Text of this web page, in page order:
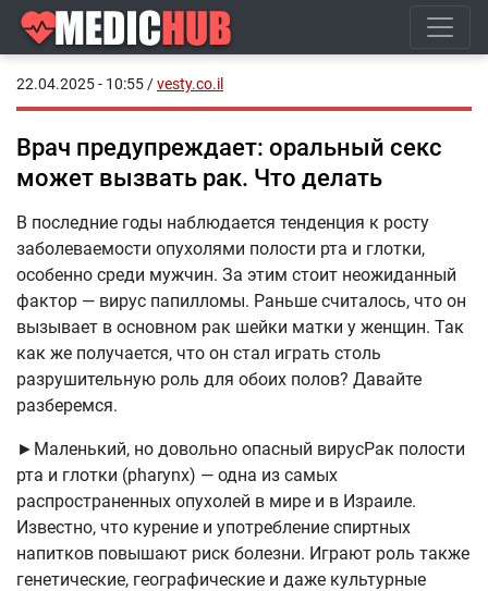
22.04.2025 - 10:55 /vesty.co.il
Врач предупреждает: оральный секс
может вызвать рак. Что делать
В последние годы наблюдается тенденция к росту
заболеваемости опухолями полости рта и глотки,
особенно среди мужчин. За этим стоит неожиданный
фактор — вирус папилломы. Раньше считалось, что он
вызывает в основном рак шейки матки у женщин. Так
как же получается, что он стал играть столь
разрушительную роль для обоих полов? Давайте
разберемся.
►Маленький, но довольно опасный вирусРак полости
рта и глотки (pharynx) — одна из самых
распространенных опухолей в мире и в Израиле.
Известно, что курение и употребление спиртных
напитков повышают риск болезни. Играют роль также
генетические, географические и даже культурные